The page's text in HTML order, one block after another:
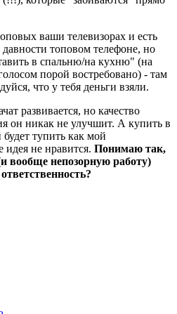
ваши телевизорах и есть
топовом телефоне, но
в спальню/на кухню" (на
порой востребовано) - там
что у тебя деньги взяли.
развивается, но качество
он никак не улучшит. А купить в
тупить как мой
идея не нравится. Понимаю так,
вообще непозорную работу)